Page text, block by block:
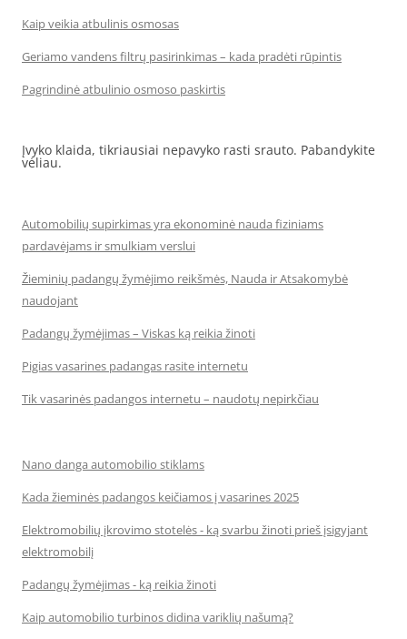
Kaip veikia atbulinis osmosas
Geriamo vandens filtrų pasirinkimas – kada pradėti rūpintis
Pagrindinė atbulinio osmoso paskirtis
Įvyko klaida, tikriausiai nepavyko rasti srauto. Pabandykite
vėliau.
Automobilių supirkimas yra ekonominė nauda fiziniams
pardavėjams ir smulkiam verslui
Žieminių padangų žymėjimo reikšmės, Nauda ir Atsakomybė
naudojant
Padangų žymėjimas – Viskas ką reikia žinoti
Pigias vasarines padangas rasite internetu
Tik vasarinės padangos internetu – naudotų nepirkčiau
Nano danga automobilio stiklams
Kada žieminės padangos keičiamos į vasarines 2025
Elektromobilių įkrovimo stotelės - ką svarbu žinoti prieš įsigyjant
elektromobilį
Padangų žymėjimas - ką reikia žinoti
Kaip automobilio turbinos didina variklių našumą?